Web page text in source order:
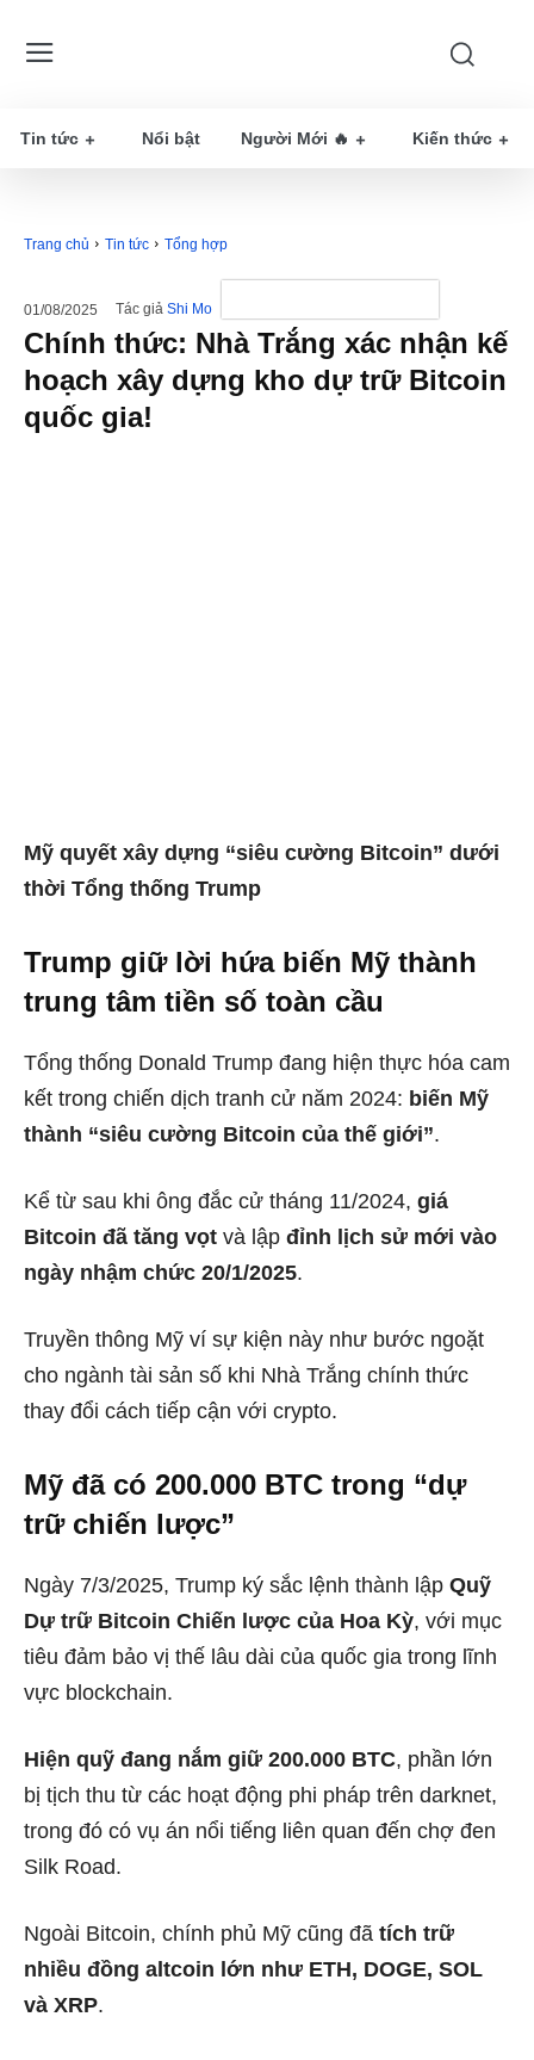
Tin tức Nổi bật Người Mới 🔥 Kiến thức
Trang chủ Tin tức Tổng hợp
01/08/2025 Tác giả Shi Mo
Chính thức: Nhà Trắng xác nhận kế
hoạch xây dựng kho dự trữ Bitcoin
quốc gia!
Mỹ quyết xây dựng “siêu cường Bitcoin” dưới
thời Tổng thống Trump
Trump giữ lời hứa biến Mỹ thành
trung tâm tiền số toàn cầu
Tổng thống Donald Trump đang hiện thực hóa cam
kết trong chiến dịch tranh cử năm 2024: biến Mỹ
thành “siêu cường Bitcoin của thế giới”.
Kể từ sau khi ông đắc cử tháng 11/2024, giá
Bitcoin đã tăng vọt và lập đỉnh lịch sử mới vào
ngày nhậm chức 20/1/2025.
Truyền thông Mỹ ví sự kiện này như bước ngoặt
cho ngành tài sản số khi Nhà Trắng chính thức
thay đổi cách tiếp cận với crypto.
Mỹ đã có 200.000 BTC trong “dự
trữ chiến lược”
Ngày 7/3/2025, Trump ký sắc lệnh thành lập Quỹ
Dự trữ Bitcoin Chiến lược của Hoa Kỳ, với mục
tiêu đảm bảo vị thế lâu dài của quốc gia trong lĩnh
vực blockchain.
Hiện quỹ đang nắm giữ 200.000 BTC, phần lớn
bị tịch thu từ các hoạt động phi pháp trên darknet,
trong đó có vụ án nổi tiếng liên quan đến chợ đen
Silk Road.
Ngoài Bitcoin, chính phủ Mỹ cũng đã tích trữ
nhiều đồng altcoin lớn như ETH, DOGE, SOL
và XRP.